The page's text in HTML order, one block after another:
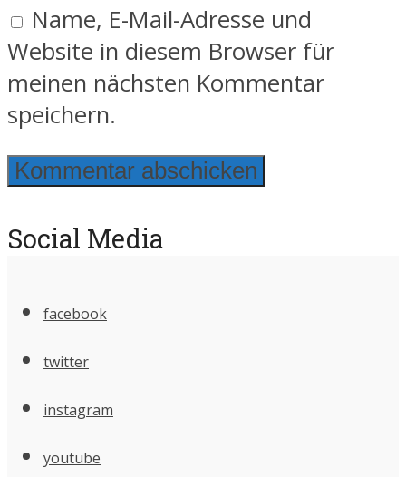
Name, E-Mail-Adresse und
Website in diesem Browser für
meinen nächsten Kommentar
speichern.
Social Media
facebook
twitter
instagram
youtube